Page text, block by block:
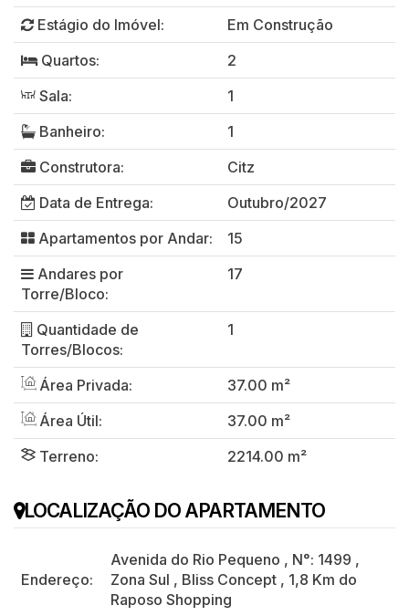
Estágio do Imóvel:
Em Construção
Quartos:
2
Sala:
1
Banheiro:
1
Construtora:
Citz
Data de Entrega:
Outubro/2027
Apartamentos por Andar:
15
Andares por
Torre/Bloco:
17
Quantidade de
Torres/Blocos:
1
Área Privada:
37.00 m²
Área Útil:
37.00 m²
Terreno:
2214.00 m²
LOCALIZAÇÃO DO APARTAMENTO
Endereço:
Avenida do Rio Pequeno , N°: 1499 ,
Zona Sul , Bliss Concept , 1,8 Km do
Raposo Shopping